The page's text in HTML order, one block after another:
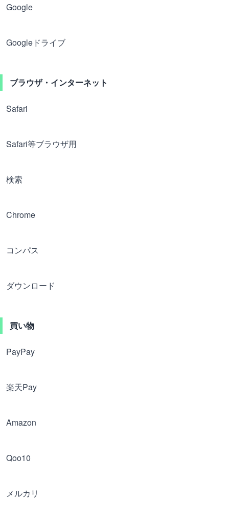
Google
Googleドライブ
ブラウザ・インターネット
Safari
Safari等ブラウザ用
検索
Chrome
コンパス
ダウンロード
買い物
PayPay
楽天Pay
Amazon
Qoo10
メルカリ